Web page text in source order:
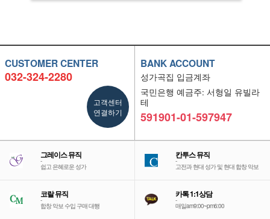
CUSTOMER CENTER
032-324-2280
고객센터
연결하기
BANK ACCOUNT
성가곡집 입금계좌
국민은행 예금주: 서형일 유빌라
테
591901-01-597947
그레이스 뮤직
-
쉽고 은혜로운 성가
칸투스 뮤직
-
고전과 현대 성가 및 현대 합창 악보
코랄 뮤직
-
합창 악보 수입 구매 대행
카톡 1:1상담
-
매일am9:00~pm6:00